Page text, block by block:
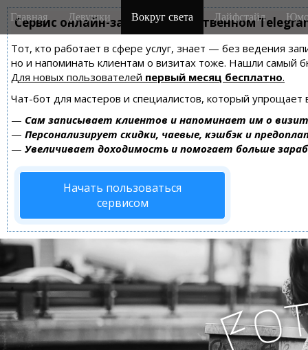
Сервис онлайн-записи на собственном
Тот, кто работает в сфере услуг, знает — без ведения
но и напоминать клиентам о визитах тоже. Нашли самый
Для новых пользователей первый месяц бесплатно.
Чат-бот для мастеров и специалистов, который упрощает
— Сам записывает клиентов и напоминает им о
— Персонализирует скидки, чаевые, кэшбэк и
— Увеличивает доходимость и помогает больше
Начать пользоваться
сервисом
M
a
n
m
e
n
u
i
Главная Девушки Вокруг света Лайфстайл
Fo